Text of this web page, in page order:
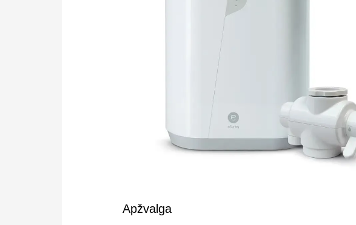
Apžvalga